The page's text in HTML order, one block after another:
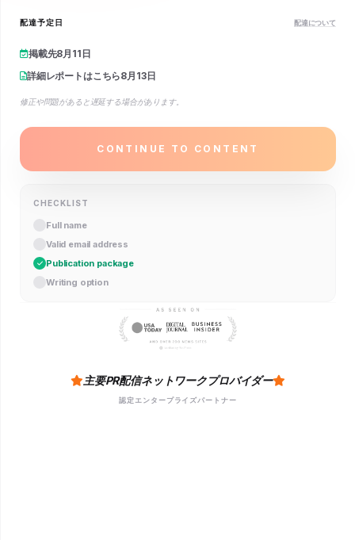
配達予定日 配達について
掲載先8月11日
詳細レポートはこちら8月13日
修正や問題があると遅延する場合があります。
CONTINUE TO CONTENT
CHECKLIST
Full name
Valid email address
Publication package
Writing option
主要PR配信ネットワークプロバイダー
認定エンタープライズパートナー